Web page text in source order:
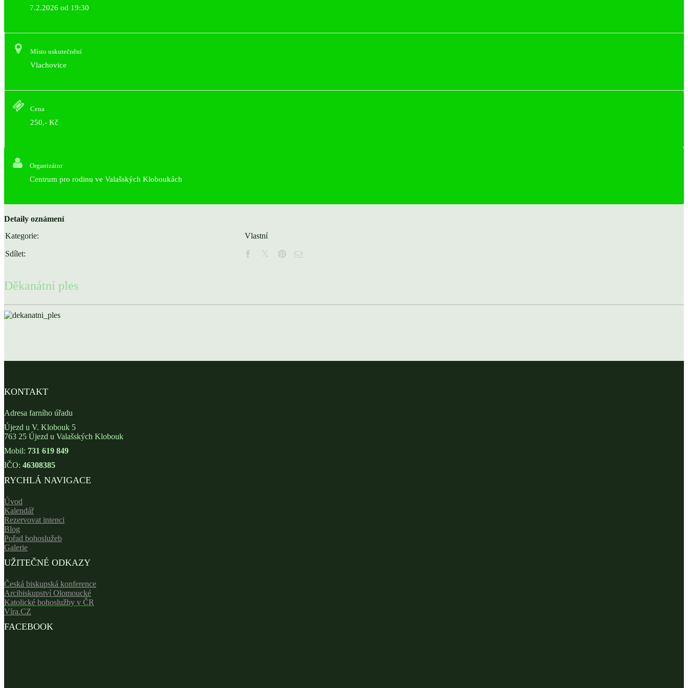
7.2.2026 od 19:30
Místo uskutečnění
Vlachovice
Cena
250,- Kč
Organizátor
Centrum pro rodinu ve Valašských Kloboukách
Detaily oznámení
Kategorie:
Vlastní
Sdílet:
Děkanátní ples
KONTAKT
Adresa farního úřadu
Újezd u V. Klobouk 5
763 25 Újezd u Valašských Klobouk
Mobil: 731 619 849
IČO: 46308385
RYCHLÁ NAVIGACE
Úvod
Kalendář
Rezervovat intenci
Blog
Pořad bohoslužeb
Galerie
UŽITEČNÉ ODKAZY
Česká biskupská konference
Arcibiskupství Olomoucké
Katolické bohoslužby v ČR
Víra.CZ
FACEBOOK